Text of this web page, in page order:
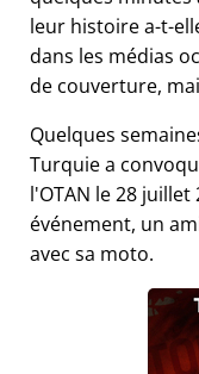
leur histoire a-t-
dans les médias
de couverture,
Quelques
Turquie a
l'OTAN le 28
événement, un
avec sa moto.